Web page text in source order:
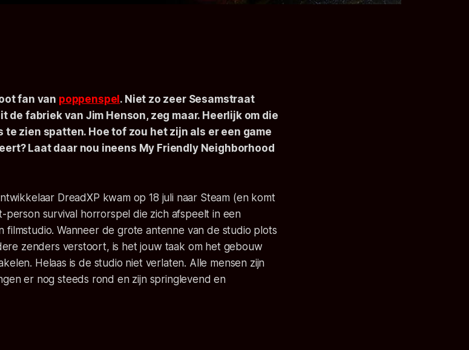
fan van poppenspel . Niet zo zeer Sesamstraat
de fabriek van Jim Henson, zeg maar. Heerlijk om die
zien spatten. Hoe tof zou het zijn als er een game
Laat daar nou ineens My Friendly Neighborhood
DreadXP kwam op 18 juli naar Steam (en komt
person survival horrorspel die zich afspeelt in een
Wanneer de grote antenne van de studio plots
zenders verstoort, is het jouw taak om het gebouw
Helaas is de studio niet verlaten. Alle mensen zijn
er nog steeds rond en zijn springlevend en